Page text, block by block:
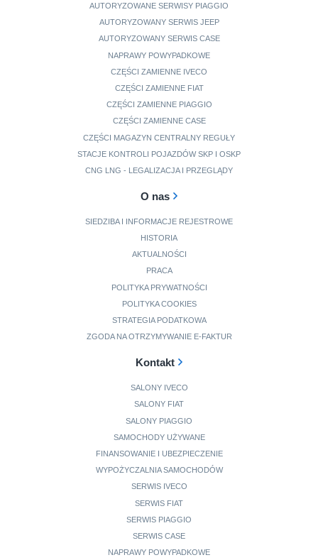
AUTORYZOWANE SERWISY PIAGGIO
AUTORYZOWANY SERWIS JEEP
AUTORYZOWANY SERWIS CASE
NAPRAWY POWYPADKOWE
CZĘŚCI ZAMIENNE IVECO
CZĘŚCI ZAMIENNE FIAT
CZĘŚCI ZAMIENNE PIAGGIO
CZĘŚCI ZAMIENNE CASE
CZĘŚCI MAGAZYN CENTRALNY REGUŁY
STACJE KONTROLI POJAZDÓW SKP I OSKP
CNG LNG - LEGALIZACJA I PRZEGLĄDY
O nas
SIEDZIBA I INFORMACJE REJESTROWE
HISTORIA
AKTUALNOŚCI
PRACA
POLITYKA PRYWATNOŚCI
POLITYKA COOKIES
STRATEGIA PODATKOWA
ZGODA NA OTRZYMYWANIE E-FAKTUR
Kontakt
SALONY IVECO
SALONY FIAT
SALONY PIAGGIO
SAMOCHODY UŻYWANE
FINANSOWANIE I UBEZPIECZENIE
WYPOŻYCZALNIA SAMOCHODÓW
SERWIS IVECO
SERWIS FIAT
SERWIS PIAGGIO
SERWIS CASE
NAPRAWY POWYPADKOWE